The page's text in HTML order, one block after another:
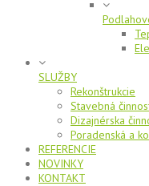
SLUŽBY
Rekonštrukcie
Stavebná
Dizajnérska
Poradenská a
REFERENCIE
NOVINKY
KONTAKT